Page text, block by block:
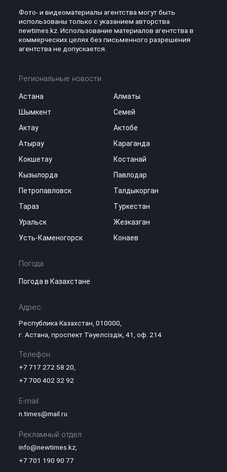
Фото- и видеоматериалы агентства могут быть
использованы только с указанием авторства
newtimes.kz. Использование материалов агентства в
коммерческих целях без письменного разрешения
агентства не допускается.
Региональные новости
Астана
Алматы
Шымкент
Семей
Актау
Актобе
Атырау
Караганда
Кокшетау
Костанай
Кызылорда
Павлодар
Петропавловск
Талдыкорган
Тараз
Туркестан
Уральск
Жезказган
Усть-Каменогорск
Конаев
Погода
Погода в Казахстане
Адрес:
Республика Казахстан, 010000,
г. Астана, проспект Тәуелсіздік, 41, оф. 214
Телефон:
+7 717 272 58 20
+7 700 402 32 92
E-mail:
n.times@mail.ru
Рекламный отдел:
info@newtimes.kz,
+7 701 190 90 77